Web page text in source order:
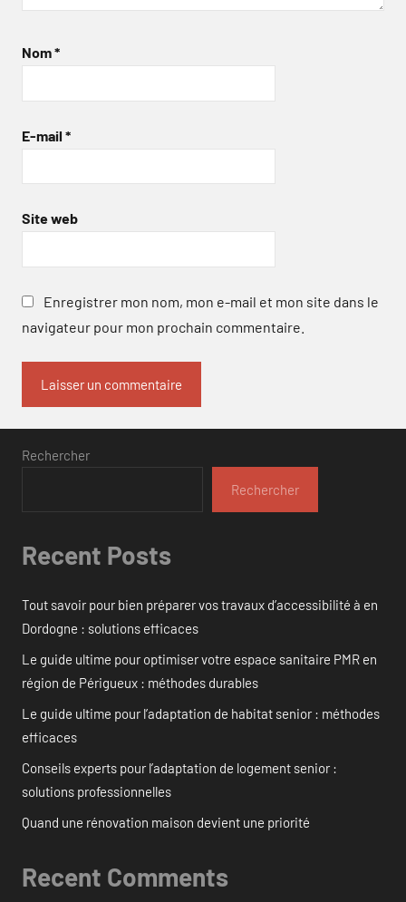
Nom*
E-mail *
Site web
Enregistrer mon nom, mon e-mail et mon site dans le
navigateur pour mon prochain commentaire.
Rechercher
Rechercher
Recent Posts
Tout savoir pour bien préparer vos travaux d’accessibilité à en
Dordogne : solutions efficaces
Le guide ultime pour optimiser votre espace sanitaire PMR en
région de Périgueux : méthodes durables
Le guide ultime pour l’adaptation de habitat senior : méthodes
efficaces
Conseils experts pour l’adaptation de logement senior :
solutions professionnelles
Quand une rénovation maison devient une priorité
Recent Comments